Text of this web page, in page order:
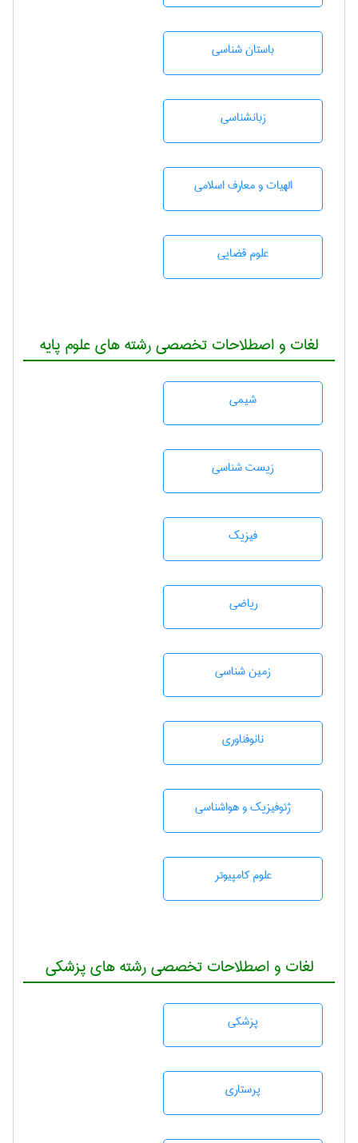
باستان شناسی
زبانشناسی
الهیات و معارف اسلامی
علوم قضایی
لغات و اصطلاحات تخصصی رشته های علوم پایه
شيمی
زيست شناسی
فیزیک
رياضی
زمين شناسی
نانوفناوری
ژئوفيزيك و هواشناسی
علوم کامپیوتر
لغات و اصطلاحات تخصصی رشته های پزشکی
پزشكی
پرستاری